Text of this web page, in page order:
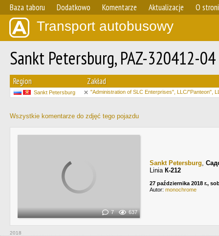
Baza taboru Dodatkowo Komentarze Aktualizacje O
Transport autobusowy
Sankt Petersburg, PAZ-320412-
Region Zakład
Sankt Petersburg "Administration of SLC Enterprises", LLC/"Panteon",
Wszystkie komentarze do zdjęć tego pojazdu
7 637
Sankt Petersburg,
Linia К-212
27 października 2018 r.,
Autor: monochrome
2018